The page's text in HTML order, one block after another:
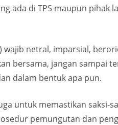
ada di TPS maupun pihak
wajib netral, imparsial,
bersama, jangan sampai
dalam bentuk apa pun.
untuk memastikan saksi-
pemungutan dan